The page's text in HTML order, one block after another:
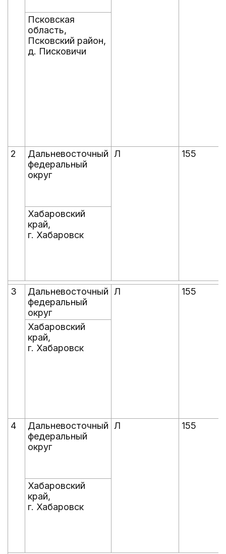
Псковская
область,
Псковский район,
д. Писковичи
2
Дальневосточный
федеральный
округ
Л 155
Хабаровский
край,
г. Хабаровск
3
Дальневосточный
федеральный
округ
Л 155
Хабаровский
край,
г. Хабаровск
4
Дальневосточный
федеральный
округ
Л 155
Хабаровский
край,
г. Хабаровск